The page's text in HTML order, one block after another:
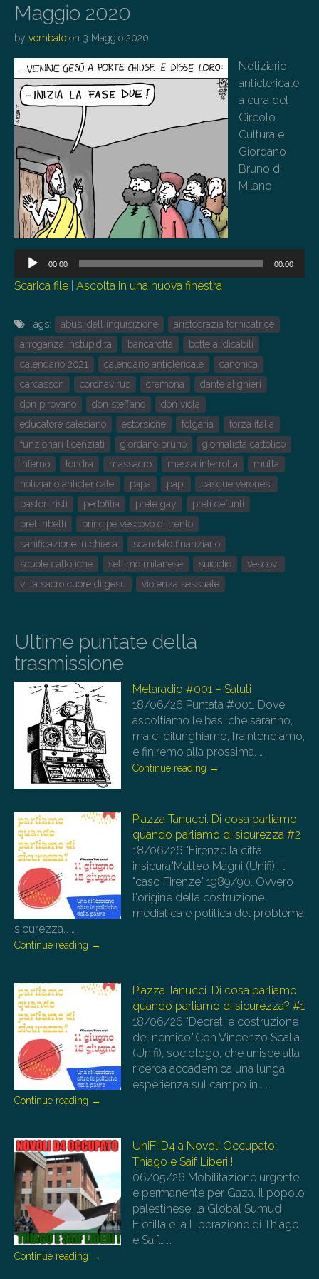
Maggio 2020
by vombato on 3 Maggio 2020
Notiziario
anticlericale
a cura del
Circolo
Culturale
Giordano
Bruno di
Milano.
00:00 00:00
Scarica file Ascolta in una nuova finestra
Tags: abusi dell inquisizione
aristocrazia fornicatrice
arroganza instupidita
bancarotta
botte ai disabili
calendario 2021
calendario anticlericale
canonica
carcasson
coronavirus cremona
dante alighieri
don pirovano
don steffano
don viola
educatore salesiano
estorsione folgaria
forza italia
funzionari licenziati
giordano bruno
giornalista cattolico
inferno
londra massacro messa interrotta
multa
notiziario anticlericale
papa papi
pasque veronesi
pastori risti
pedofilia prete gay
preti defunti
preti ribelli
principe vescovo di trento
sanificazione in chiesa
scandalo finanziario
scuole cattoliche
settimo milanese suicidio
vescovi
villa sacro cuore di gesu
violenza sessuale
Ultime puntate della
trasmissione
Metaradio #001 – Saluti
18/06/26 Puntata #001. Dove
ascoltiamo le basi che saranno,
ma ci dilunghiamo, fraintendiamo,
e finiremo alla prossima. …
Continue reading →
Piazza Tanucci. Di cosa parliamo
quando parliamo di sicurezza #2
18/06/26 "Firenze la città
insicura"Matteo Magni (Unifi). Il
"caso Firenze" 1989/90. Ovvero
l'origine della costruzione
mediatica e politica del problema
sicurezza… …
Continue reading →
Piazza Tanucci. Di cosa parliamo
quando parliamo di sicurezza? #1
18/06/26 "Decreti e costruzione
del nemico".Con Vincenzo Scalia
(Unifi), sociologo, che unisce alla
ricerca accademica una lunga
esperienza sul campo in… …
Continue reading →
UniFi D4 a Novoli Occupato:
Thiago e Saif Liberi !
06/05/26 Mobilitazione urgente
e permanente per Gaza, il popolo
palestinese, la Global Sumud
Flotilla e la Liberazione di Thiago
e Saif… …
Continue reading →